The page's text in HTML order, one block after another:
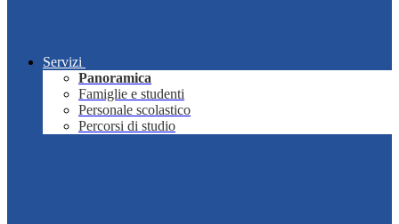
Servizi
Panoramica
Famiglie e studenti
Personale scolastico
Percorsi di studio